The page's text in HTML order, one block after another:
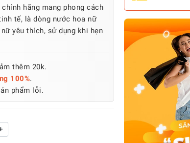
hãng mang phong cách
tế, là dòng nước hoa nữ
yêu thích, sử dụng khi hẹn
thêm 20k.
100%.
phẩm lỗi.